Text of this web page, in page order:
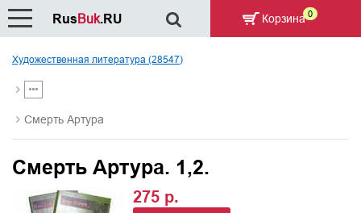
Художественная литература (28547)
Смерть Артура
Смерть Артура. 1,2.
275 р.
RusBuk.RU Корзина 0